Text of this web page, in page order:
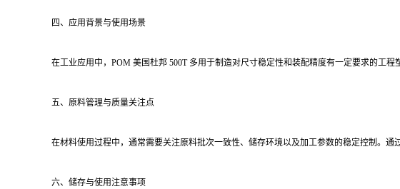
四、应用背景与使用场景
在工业应用中，POM 美国杜邦 500T 多用于制造对尺寸稳定性和装配精度有一定要求的工
五、原料管理与质量关注点
在材料使用过程中，通常需要关注原料批次一致性、储存环境以及加工参数的稳定控制。
六、储存与使用注意事项